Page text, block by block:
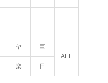
ヤ
巨
ALL
楽 日